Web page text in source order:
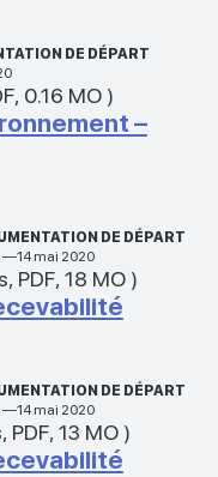
DE DÉPART
, 0.16 MO)
–
DE DÉPART
—14 mai 2020
, PDF, 18 MO)
DE DÉPART
—14 mai 2020
, PDF, 13 MO)